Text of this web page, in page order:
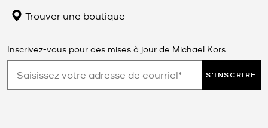
Trouver une boutique
Inscrivez-vous pour des mises à jour de Michael Kors
S'INSCRIRE